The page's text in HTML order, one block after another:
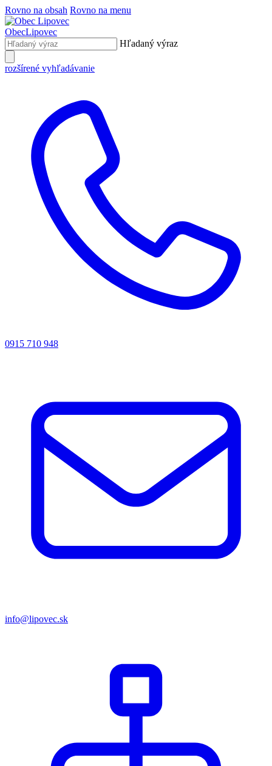
Rovno na obsah Rovno na menu
ObecLipovec
Hľadaný výraz
rozšírené vyhľadávanie
0915 710 948
info@lipovec.sk